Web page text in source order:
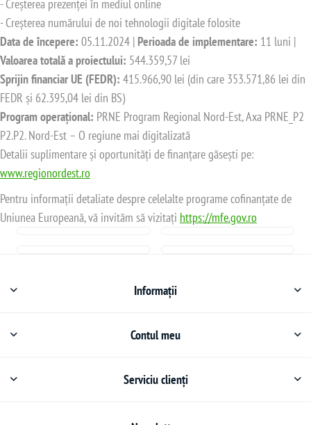
- Creșterea prezenței în mediul online
- Creșterea numărului de noi tehnologii digitale folosite
Data de începere: 05.11.2024 | Perioada de implementare: 11 luni |
Valoarea totală a proiectului: 544.359,57 lei
Sprijin financiar UE (FEDR): 415.966,90 lei (din care 353.571,86 lei din
FEDR și 62.395,04 lei din BS)
Program operațional: PRNE Program Regional Nord-Est, Axa PRNE_P2
P2.P2. Nord-Est – O regiune mai digitalizată
Detalii suplimentare și oportunități de finanțare găsești pe:
www.regionordest.ro
Pentru informații detaliate despre celelalte programe cofinanțate de
Uniunea Europeană, vă invităm să vizitați https://mfe.gov.ro
Informații
Contul meu
Serviciu clienți